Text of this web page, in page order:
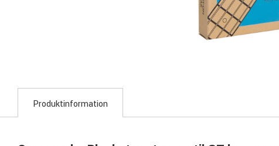
Produktinformation